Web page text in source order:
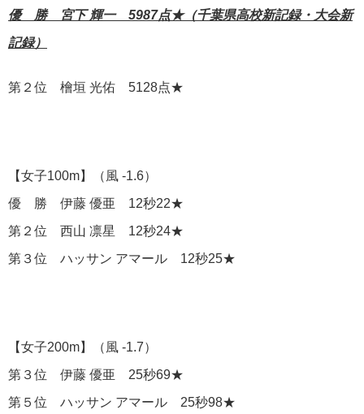
優 勝 宮下 輝一 5987点★（千葉県高校新記録・大会新
記録）
第２位 檜垣 光佑 5128点★
【女子100m】（風 -1.6）
優 勝 伊藤 優亜 12秒22★
第２位 西山 凛星 12秒24★
第３位 ハッサン アマール 12秒25★
【女子200m】（風 -1.7）
第３位 伊藤 優亜 25秒69★
第５位 ハッサン アマール 25秒98★